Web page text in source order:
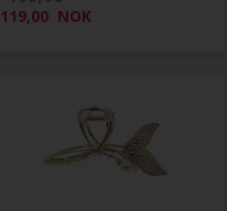
119,00 NOK